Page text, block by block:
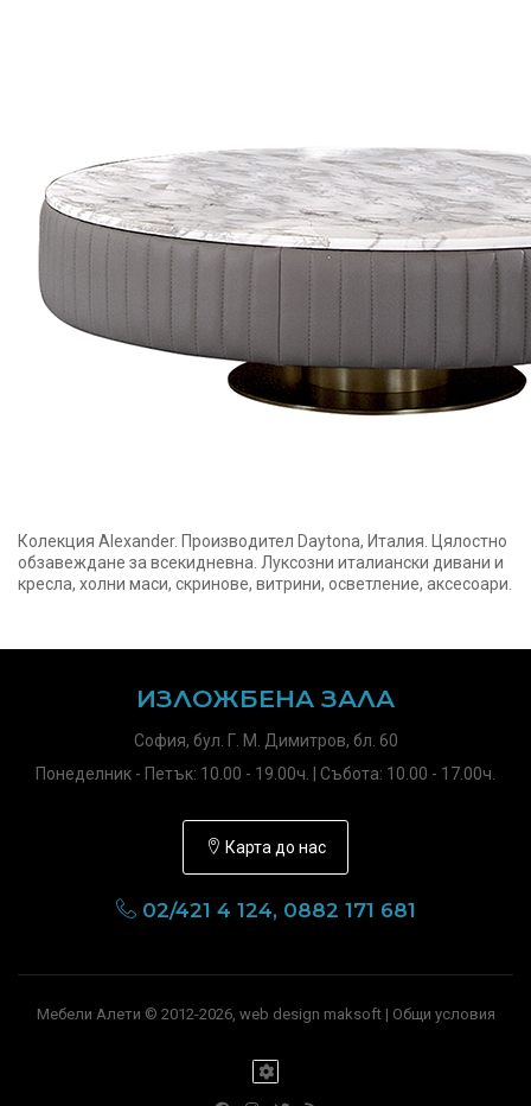
Колекция Alexander. Производител Daytona, Италия. Цялостно
обзавеждане за всекидневна. Луксозни италиански дивани и
кресла, холни маси, скринове, витрини, осветление, аксесоари.
ИЗЛОЖБЕНА ЗАЛА
София, бул. Г. М. Димитров, бл. 60
Понеделник - Петък: 10.00 - 19.00ч. | Събота: 10.00 - 17.00ч.
Карта до нас
02/421 4 124, 0882 171 681
Мебели Алети © 2012-2026, web design maksoft | Общи условия